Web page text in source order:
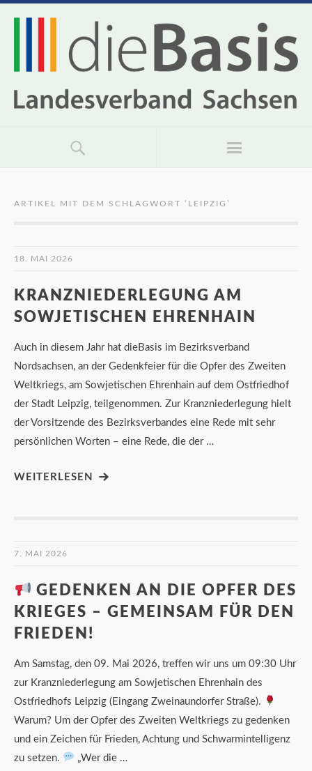
ARTIKEL MIT DEM SCHLAGWORT ‘ LEIPZIG ’
18. MAI 2026
KRANZNIEDERLEGUNG AM
SOWJETISCHEN EHRENHAIN
Auch in diesem Jahr hat dieBasis im Bezirksverband
Nordsachsen, an der Gedenkfeier für die Opfer des Zweiten
Weltkriegs, am Sowjetischen Ehrenhain auf dem Ostfriedhof
der Stadt Leipzig, teilgenommen. Zur Kranzniederlegung hielt
der Vorsitzende des Bezirksverbandes eine Rede mit sehr
persönlichen Worten – eine Rede, die der …
WEITERLESEN
7. MAI 2026
GEDENKEN AN DIE OPFER DES
KRIEGES – GEMEINSAM FÜR DEN
FRIEDEN!
Am Samstag, den 09. Mai 2026, treffen wir uns um 09:30 Uhr
zur Kranzniederlegung am Sowjetischen Ehrenhain des
Ostfriedhofs Leipzig (Eingang Zweinaundorfer Straße).
Warum? Um der Opfer des Zweiten Weltkriegs zu gedenken
und ein Zeichen für Frieden, Achtung und Schwarmintelligenz
zu setzen.
„Wer die …